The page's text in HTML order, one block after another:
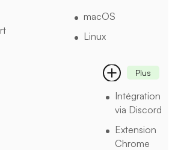
macOS
Linux
Plus
Intégration
via Discord
Extension
Chrome